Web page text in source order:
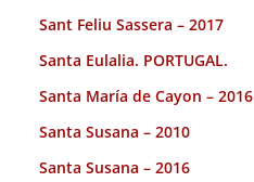
Sant Feliu Sassera – 2017
Santa Eulalia. PORTUGAL.
Santa María de Cayon – 2016
Santa Susana – 2010
Santa Susana – 2016